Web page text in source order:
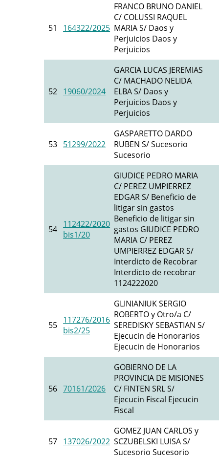
51 164322/2025
FRANCO BRUNO DANIEL
C/ COLUSSI RAQUEL
MARIA S/ Daos y
Perjuicios Daos y
Perjuicios
52 19060/2024
GARCIA LUCAS JEREMIAS
C/ MACHADO NELIDA
ELBA S/ Daos y
Perjuicios Daos y
Perjuicios
53 51299/2022
GASPARETTO DARDO
RUBEN S/ Sucesorio
Sucesorio
54
112422/2020
bis1/20
GIUDICE PEDRO MARIA
C/ PEREZ UMPIERREZ
EDGAR S/ Beneficio de
litigar sin gastos
Beneficio de litigar sin
gastos GIUDICE PEDRO
MARIA C/ PEREZ
UMPIERREZ EDGAR S/
Interdicto de Recobrar
Interdicto de recobrar
1124222020
55
117276/2016
bis2/25
GLINIANIUK SERGIO
ROBERTO y Otro/a C/
SEREDISKY SEBASTIAN S/
Ejecucin de Honorarios
Ejecucin de Honorarios
56 70161/2026
GOBIERNO DE LA
PROVINCIA DE MISIONES
C/ FINTEN SRL S/
Ejecucin Fiscal Ejecucin
Fiscal
57 137026/2022
GOMEZ JUAN CARLOS y
SCZUBELSKI LUISA S/
Sucesorio Sucesorio